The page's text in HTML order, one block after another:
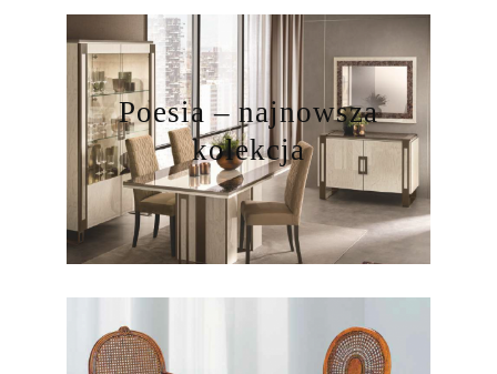
Poesia – najnowsza
kolekcja